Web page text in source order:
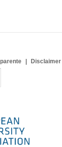
Disclaimer